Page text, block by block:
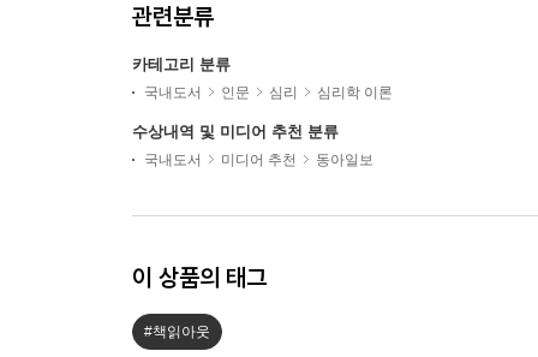
관련분류
카테고리 분류
국내도서 인문 심리 심리학 이론
수상내역 및 미디어 추천 분류
국내도서 미디어 추천 동아일보
이 상품의 태그
#책읽아웃